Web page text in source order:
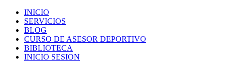
INICIO
SERVICIOS
BLOG
CURSO DE ASESOR DEPORTIVO
BIBLIOTECA
INICIO SESION